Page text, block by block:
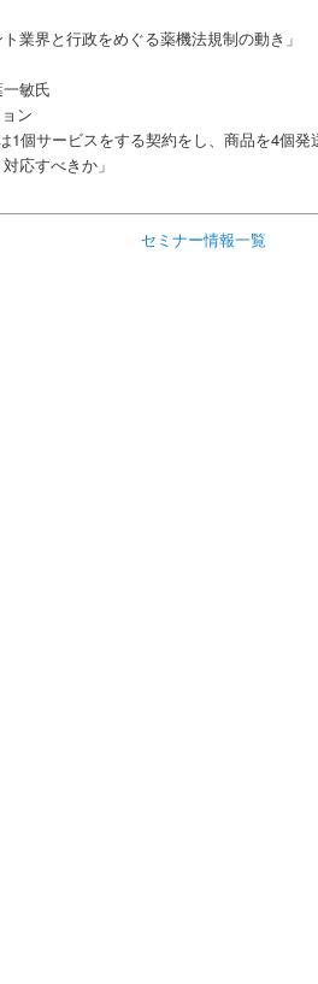
業界と行政をめぐる薬機法規制の動き」
敏氏
ン
1個サービスをする契約をし、商品を4個
応すべきか」
セミナー情報一覧